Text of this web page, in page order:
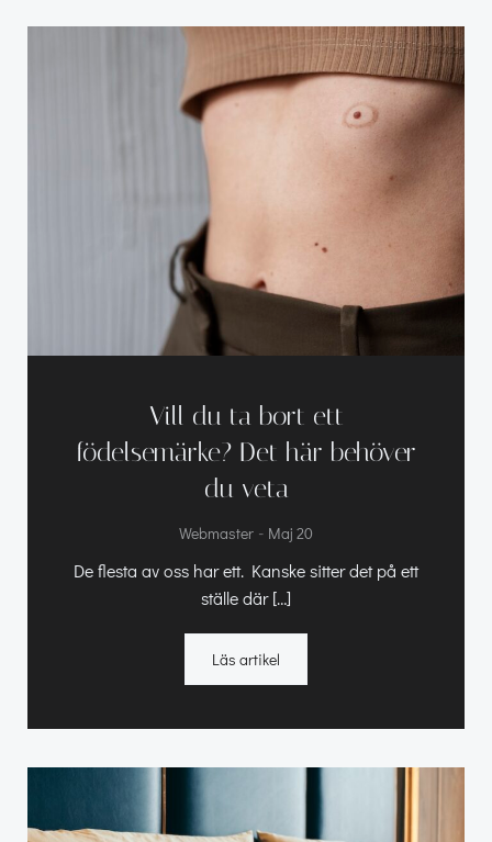
Vill du ta bort ett
födelsemärke? Det här behöver
du veta
Webmaster - Maj 20
De flesta av oss har ett. Kanske sitter det på ett
ställe där […]
Läs artikel